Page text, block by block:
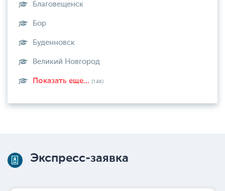
Благовещенск
Бор
Буденновск
Великий Новгород
Показать еще... (146)
Экспресс-заявка